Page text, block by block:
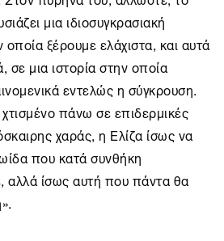
μια ιδιοσυγκρασιακή
οποία ξέρουμε ελάχιστα, και αυτά
σε μια ιστορία στην οποία
εντελώς η σύγκρουση.
πάνω σε επιδερμικές
χαράς, η Ελίζα ίσως να
που κατά συνθήκη
αλλά ίσως αυτή που πάντα θα